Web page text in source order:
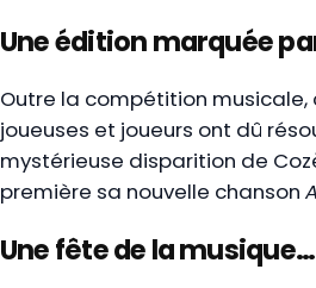
Une édition marquée
Outre la compétition
joueuses et joueurs ont dû
mystérieuse disparition de
première sa nouvelle chanson
Une fête de la